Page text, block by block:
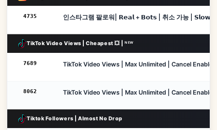
4735 인스타그램 팔로워| 𝗥𝗲𝗮𝗹 + 𝗕𝗼𝘁𝘀 | 취소 가능 | 𝗦𝗹𝗼𝘄 |
TikTok Video Views | Cheapest 💥 | ᴺᴱᵂ
7689 TikTok Video Views | Max Unlimited | Cancel
8062 TikTok Video Views | Max Unlimited | Cancel
Tiktok Followers | Almost No Drop